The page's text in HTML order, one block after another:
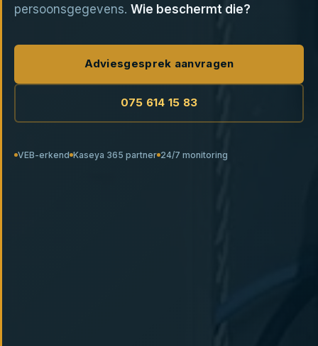
persoonsgegevens. Wie beschermt die?
Adviesgesprek aanvragen
075 614 15 83
VEB-erkend Kaseya 365 partner 24/7 monitoring